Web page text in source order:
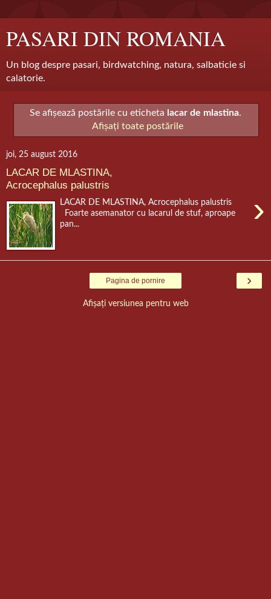
PASARI DIN ROMANIA
Un blog despre pasari, birdwatching, natura, salbaticie si
calatorie.
Se afișează postările cu eticheta lacar de mlastina.
Afișați toate postările
joi, 25 august 2016
LACAR DE MLASTINA,
Acrocephalus palustris
›
LACAR DE MLASTINA, Acrocephalus palustris
Foarte asemanator cu lacarul de stuf, aproape
pan...
›
Pagina de pornire
Afișați versiunea pentru web